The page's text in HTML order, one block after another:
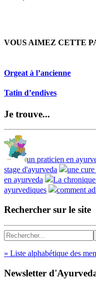
VOUS AIMEZ CETTE
Orgeat à l’ancienne
Tatin d’endives
Je trouve...
un praticien en
stage d'ayurveda
une
en ayurveda
La
ayurvediques
comment
Rechercher sur le site
» Liste alphabétique des
Newsletter